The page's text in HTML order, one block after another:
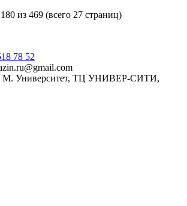
из 469 (всего 27 страниц)
78 52
М. Университет, ТЦ УНИВЕР-СИТИ,